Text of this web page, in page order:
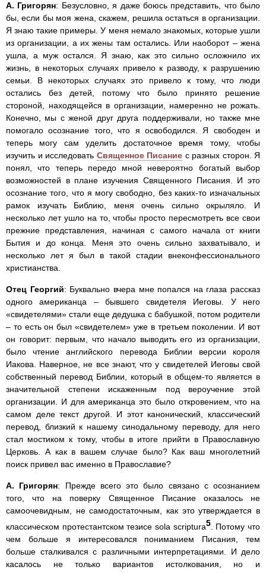
А. Григорян: Безусловно, я даже боюсь представить, что было
бы, если бы моя жена, скажем, решила остаться в организации.
Я знаю такие примеры. У меня немало знакомых, которые ушли
из организации, а их жены там остались. Или наоборот – жена
ушла, а муж остался. Я знаю, как это сильно осложнило их
жизнь, в некоторых случаях привело к разводу, к разрушению
семьи. В некоторых случаях это привело к тому, что люди
остались без детей, потому что было принято решение
стороной, находящейся в организации, намеренно не рожать.
Конечно, мы с женой друг друга поддерживали, но также мне
помогало осознание того, что я освободился. Я свободен и
теперь могу сам уделить достаточное время тому, чтобы
изучить и исследовать Священное Писание с разных сторон. Я
понял, что теперь передо мной невероятно богатый выбор
возможностей в плане изучения Священного Писания. И это
осознание того, что я могу свободно, без каких-то изначальных
рамок изучать Библию, меня очень сильно окрыляло. И
несколько лет ушло на то, чтобы просто пересмотреть все свои
прежние представления, начиная с самого начала от книги
Бытия и до конца. Меня это очень сильно захватывало, и
несколько лет я был в такой стадии внеконфессионального
христианства.
Отец Георгий: Буквально вчера мне попался на глаза рассказ
одного американца – бывшего свидетеля Иеговы. У него
«свидетелями» стали еще дедушка с бабушкой, потом родители
– то есть он был «свидетелем» уже в третьем поколении. И вот
он говорит: первым, что начало выводить его из организации,
было чтение английского перевода Библии версии короля
Иакова. Наверное, не все знают, что у свидетелей Иеговы свой
собственный перевод Библии, который в общем-то является в
значительной степени искаженным под вероучение этой
организации. И для американца это было откровением, что на
самом деле текст другой. И этот канонический, классический
перевод, близкий к нашему синодальному переводу, для него
стал мостиком к тому, чтобы в итоге прийти в Православную
Церковь. А как в вашем случае было? Как ваш многолетний
поиск привел вас именно в Православие?
А. Григорян: Прежде всего это было связано с осознанием
того, что на поверку Священное Писание оказалось не
самоочевидным, не самодостаточным, как это утверждается в
классическом протестантском тезисе sola scriptura5. Потому что
чем больше я интересовался пониманием Писания, тем
больше сталкивался с различными интерпретациями. И дело
касалось не только вариантов истолкования, но и